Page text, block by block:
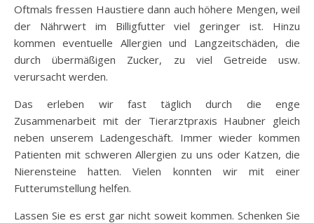
Oftmals fressen Haustiere dann auch höhere Mengen, weil
der Nährwert im Billigfutter viel geringer ist. Hinzu
kommen eventuelle Allergien und Langzeitschäden, die
durch übermäßigen Zucker, zu viel Getreide usw.
verursacht werden.
Das erleben wir fast täglich durch die enge
Zusammenarbeit mit der Tierarztpraxis Haubner gleich
neben unserem Ladengeschäft. Immer wieder kommen
Patienten mit schweren Allergien zu uns oder Katzen, die
Nierensteine hatten. Vielen konnten wir mit einer
Futterumstellung helfen.
Lassen Sie es erst gar nicht soweit kommen. Schenken Sie